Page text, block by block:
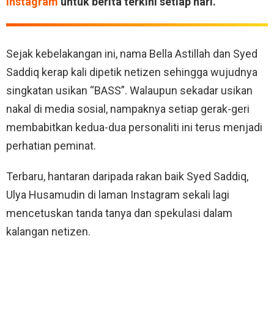
Sejak kebelakangan ini, nama Bella Astillah dan Syed
Saddiq kerap kali dipetik netizen sehingga wujudnya
singkatan usikan “BASS”. Walaupun sekadar usikan
nakal di media sosial, nampaknya setiap gerak-geri
membabitkan kedua-dua personaliti ini terus menjadi
perhatian peminat.
Terbaru, hantaran daripada rakan baik Syed Saddiq,
Ulya Husamudin di laman Instagram sekali lagi
mencetuskan tanda tanya dan spekulasi dalam
kalangan netizen.